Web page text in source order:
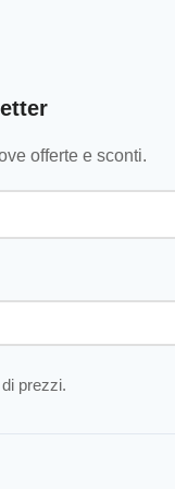
offerte e sconti.
prezzi.